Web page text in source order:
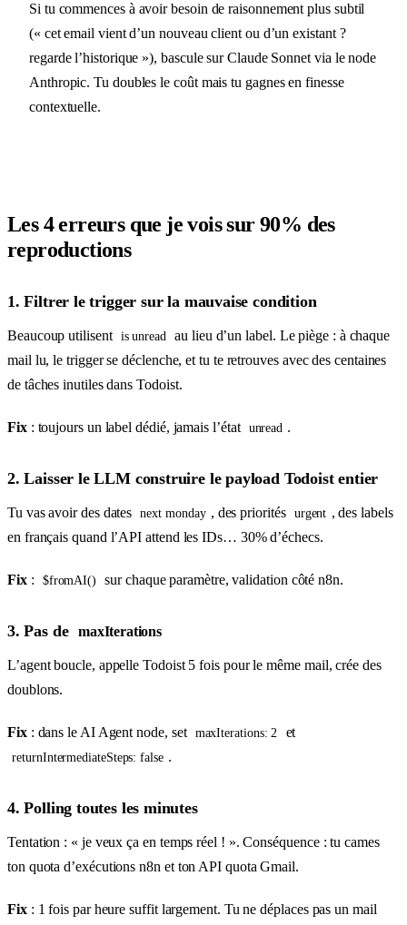
Si tu commences à avoir besoin de raisonnement plus subtil
(« cet email vient d’un nouveau client ou d’un existant ?
regarde l’historique »), bascule sur Claude Sonnet via le node
Anthropic. Tu doubles le coût mais tu gagnes en finesse
contextuelle.
Les 4 erreurs que je vois sur 90% des
reproductions
1. Filtrer le trigger sur la mauvaise condition
Beaucoup utilisent is unread au lieu d’un label. Le piège : à chaque
mail lu, le trigger se déclenche, et tu te retrouves avec des centaines
de tâches inutiles dans Todoist.
Fix: toujours un label dédié, jamais l’état unread .
2. Laisser le LLM construire le payload Todoist entier
Tu vas avoir des dates next monday , des priorités urgent , des labels
en français quand l’API attend les IDs… 30% d’échecs.
Fix: $fromAI() sur chaque paramètre, validation côté n8n.
3. Pas de maxIterations
L’agent boucle, appelle Todoist 5 fois pour le même mail, crée des
doublons.
Fix: dans le AI Agent node, set maxIterations: 2 et
returnIntermediateSteps: false .
4. Polling toutes les minutes
Tentation : « je veux ça en temps réel ! ». Conséquence : tu cames
ton quota d’exécutions n8n et ton API quota Gmail.
Fix: 1 fois par heure suffit largement. Tu ne déplaces pas un mail